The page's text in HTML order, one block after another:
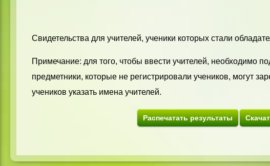
Свидетельства для учителей, ученики которых стали
Примечание: для того, чтобы ввести учителей, необходимо
предметники, которые не регистрировали учеников, могут
учеников указать имена учителей.
Распечатать результаты